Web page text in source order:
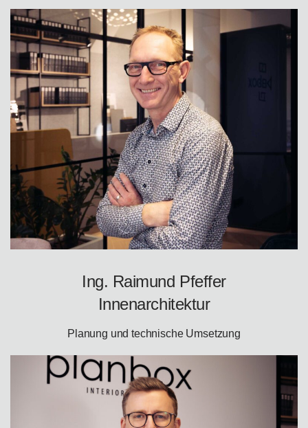
Ing. Raimund Pfeffer
Innenarchitektur
Planung und technische Umsetzung